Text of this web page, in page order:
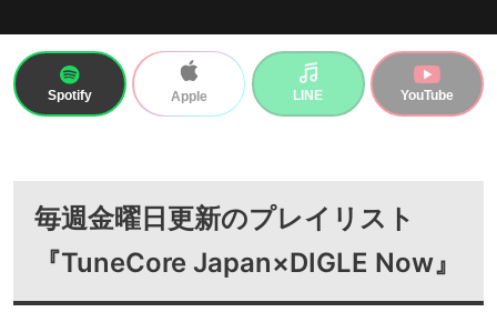
Spotify Apple LINE YouTube
毎週金曜日更新のプレイリスト
『TuneCore Japan×DIGLE Now』